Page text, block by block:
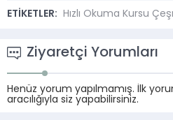
ETİKETLER: Hızlı Okuma Kursu
Ziyaretçi Yorumları
Henüz yorum yapılmamış. İlk
aracılığıyla siz yapabilirsiniz.